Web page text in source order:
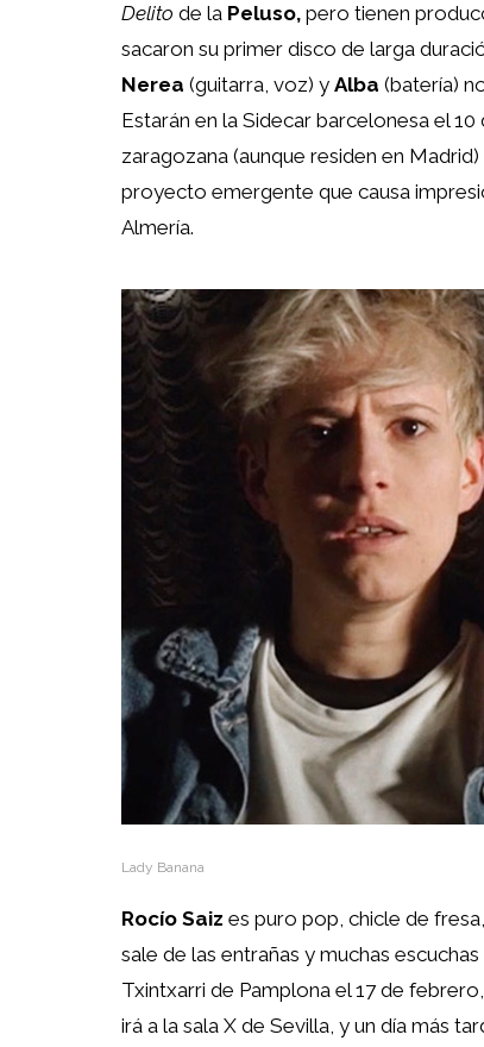
Delito de la Peluso, pero tienen
sacaron su primer disco de larga
Nerea (guitarra, voz) y Alba (batería)
Estarán en la Sidecar barcelonesa el
zaragozana (aunque residen en
proyecto emergente que causa
Almería.
Lady Banana
Rocío Saiz es puro pop, chicle de
sale de las entrañas y muchas
Txintxarri de Pamplona el 17 de
irá a la sala X de Sevilla, y un día más